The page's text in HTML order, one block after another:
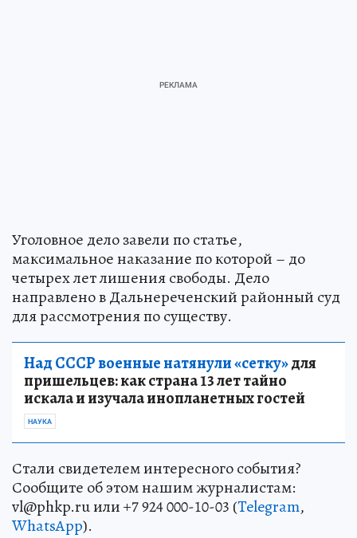
Уголовное дело завели по статье,
максимальное наказание по которой – до
четырех лет лишения свободы. Дело
направлено в Дальнереченский районный суд
для рассмотрения по существу.
Над СССР военные натянули «сетку»для
пришельцев: как страна 13 лет тайно
искала и изучала инопланетных гостей
НАУКА
Стали свидетелем интересного события?
Сообщите об этом нашим журналистам:
vl@phkp.ru или +7 924 000-10-03 (Telegram,
WhatsApp).